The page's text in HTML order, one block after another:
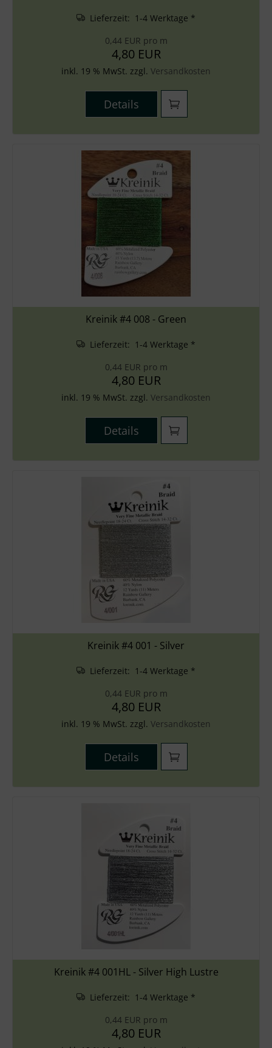
Lieferzeit: 1-4 Werktage *
0,44 EUR pro m
4,80 EUR
inkl. 19 % MwSt. zzgl. Versandkosten
Details
Kreinik #4 008 - Green
Lieferzeit: 1-4 Werktage *
0,44 EUR pro m
4,80 EUR
inkl. 19 % MwSt. zzgl. Versandkosten
Details
Kreinik #4 001 - Silver
Lieferzeit: 1-4 Werktage *
0,44 EUR pro m
4,80 EUR
inkl. 19 % MwSt. zzgl. Versandkosten
Details
Kreinik #4 001HL - Silver High Lustre
Lieferzeit: 1-4 Werktage *
0,44 EUR pro m
4,80 EUR